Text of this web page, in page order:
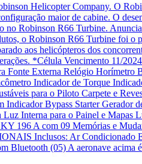
Helicopter Company. O
maior de cabine. O
no Robinson R66 Turbine.
o Robinson R66 Turbine foi o
aos helicópteros dos
*Célula Vencimento 11/
Fonte Externa Relógio Horímetro
Indicador de Torque
para o Piloto Carpete e
Bypass Starter Gerador
Interna para o Painel e Mapas
196 A com 09 Memórias e
Inclusos: Ar
(05) A aeronave acima